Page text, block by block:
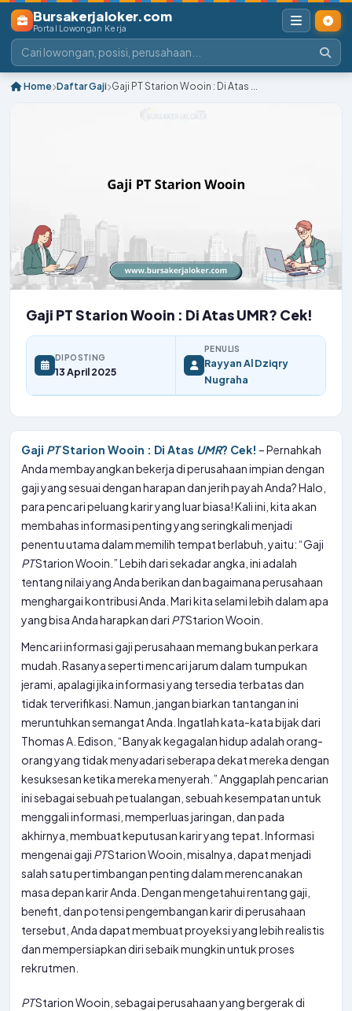
Bursakerjaloker.com
Portal Lowongan Kerja
Home Daftar Gaji Gaji PT Starion Wooin : Di Atas ...
Gaji PT Starion Wooin : Di Atas UMR? Cek!
DIPOSTING
13 April 2025
PENULIS
Rayyan Al Dziqry
Nugraha
Gaji PTStarion Wooin : Di Atas UMR? Cek! – Pernahkah
Anda membayangkan bekerja di perusahaan impian dengan
gaji yang sesuai dengan harapan dan jerih payah Anda? Halo,
para pencari peluang karir yang luar biasa! Kali ini, kita akan
membahas informasi penting yang seringkali menjadi
penentu utama dalam memilih tempat berlabuh, yaitu: “Gaji
PTStarion Wooin.” Lebih dari sekadar angka, ini adalah
tentang nilai yang Anda berikan dan bagaimana perusahaan
menghargai kontribusi Anda. Mari kita selami lebih dalam apa
yang bisa Anda harapkan dari PTStarion Wooin.
Mencari informasi gaji perusahaan memang bukan perkara
mudah. Rasanya seperti mencari jarum dalam tumpukan
jerami, apalagi jika informasi yang tersedia terbatas dan
tidak terverifikasi. Namun, jangan biarkan tantangan ini
meruntuhkan semangat Anda. Ingatlah kata-kata bijak dari
Thomas A. Edison, “Banyak kegagalan hidup adalah orang-
orang yang tidak menyadari seberapa dekat mereka dengan
kesuksesan ketika mereka menyerah.” Anggaplah pencarian
ini sebagai sebuah petualangan, sebuah kesempatan untuk
menggali informasi, memperluas jaringan, dan pada
akhirnya, membuat keputusan karir yang tepat. Informasi
mengenai gaji PTStarion Wooin, misalnya, dapat menjadi
salah satu pertimbangan penting dalam merencanakan
masa depan karir Anda. Dengan mengetahui rentang gaji,
benefit, dan potensi pengembangan karir di perusahaan
tersebut, Anda dapat membuat proyeksi yang lebih realistis
dan mempersiapkan diri sebaik mungkin untuk proses
rekrutmen.
PTStarion Wooin, sebagai perusahaan yang bergerak di